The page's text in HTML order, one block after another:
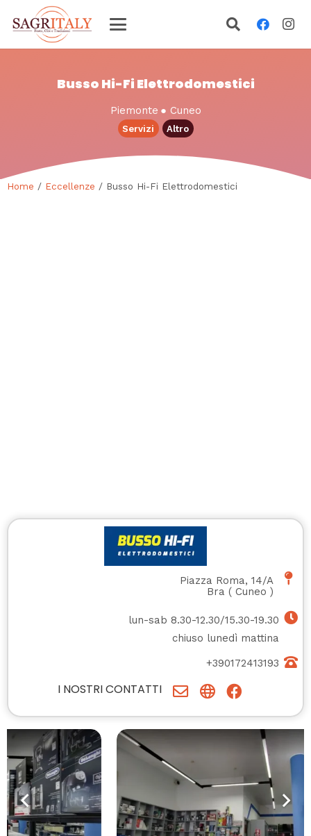
Busso Hi-Fi Elettrodomestici
Piemonte ● Cuneo
Servizi Altro
Home / Eccellenze / Busso Hi-Fi Elettrodomestici
Piazza Roma, 14/A
Bra ( Cuneo )
lun-sab 8.30-12.30/15.30-19.30
chiuso lunedì mattina
+390172413193
I NOSTRI CONTATTI